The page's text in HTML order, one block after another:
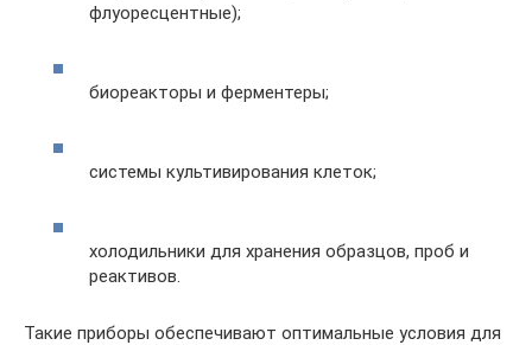
флуоресцентные);
биореакторы и ферментеры;
системы культивирования клеток;
холодильники для хранения образцов, проб и
реактивов.
Такие приборы обеспечивают оптимальные условия для